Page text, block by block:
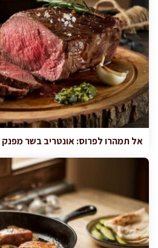
אל תמהרו לפרוס: אונטריב בשר